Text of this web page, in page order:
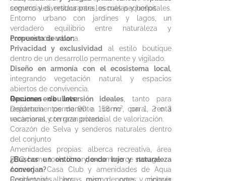
seguros y divertidos para los más pequeños.
comerciales, restaurantes, escuelas y hospitales.
Entorno urbano con jardines y lagos, un
verdadero equilibrio entre naturaleza y
conveniencia urbana.
Propuesta de valor:
Privacidad y exclusividad al estilo boutique
dentro de un desarrollo permanente y vigilado.
Diseño en armonía con el ecosistema local,
integrando vegetación natural y espacios
abiertos de convivencia.
Opciones de inversión ideales , tanto para
residencia permanente como para renta
vacacional, con gran potencial de valorización.
Resumen en bullets:
Departamentos de 90 a 158 m², con 1, 2 o 3
recámaras y terraza privada
Corazón de Selva y senderos naturales dentro
del conjunto
Amenidades propias: alberca recreativa, área
BBQ, home tools library, e‑commerce storage
Acceso a Casa Club y amenidades de Aqua
¿Buscas un entorno donde lujo y naturaleza
converjan?